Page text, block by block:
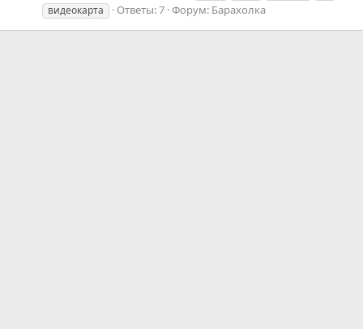
видеокарта
Ответы: 7 Форум: Барахолка